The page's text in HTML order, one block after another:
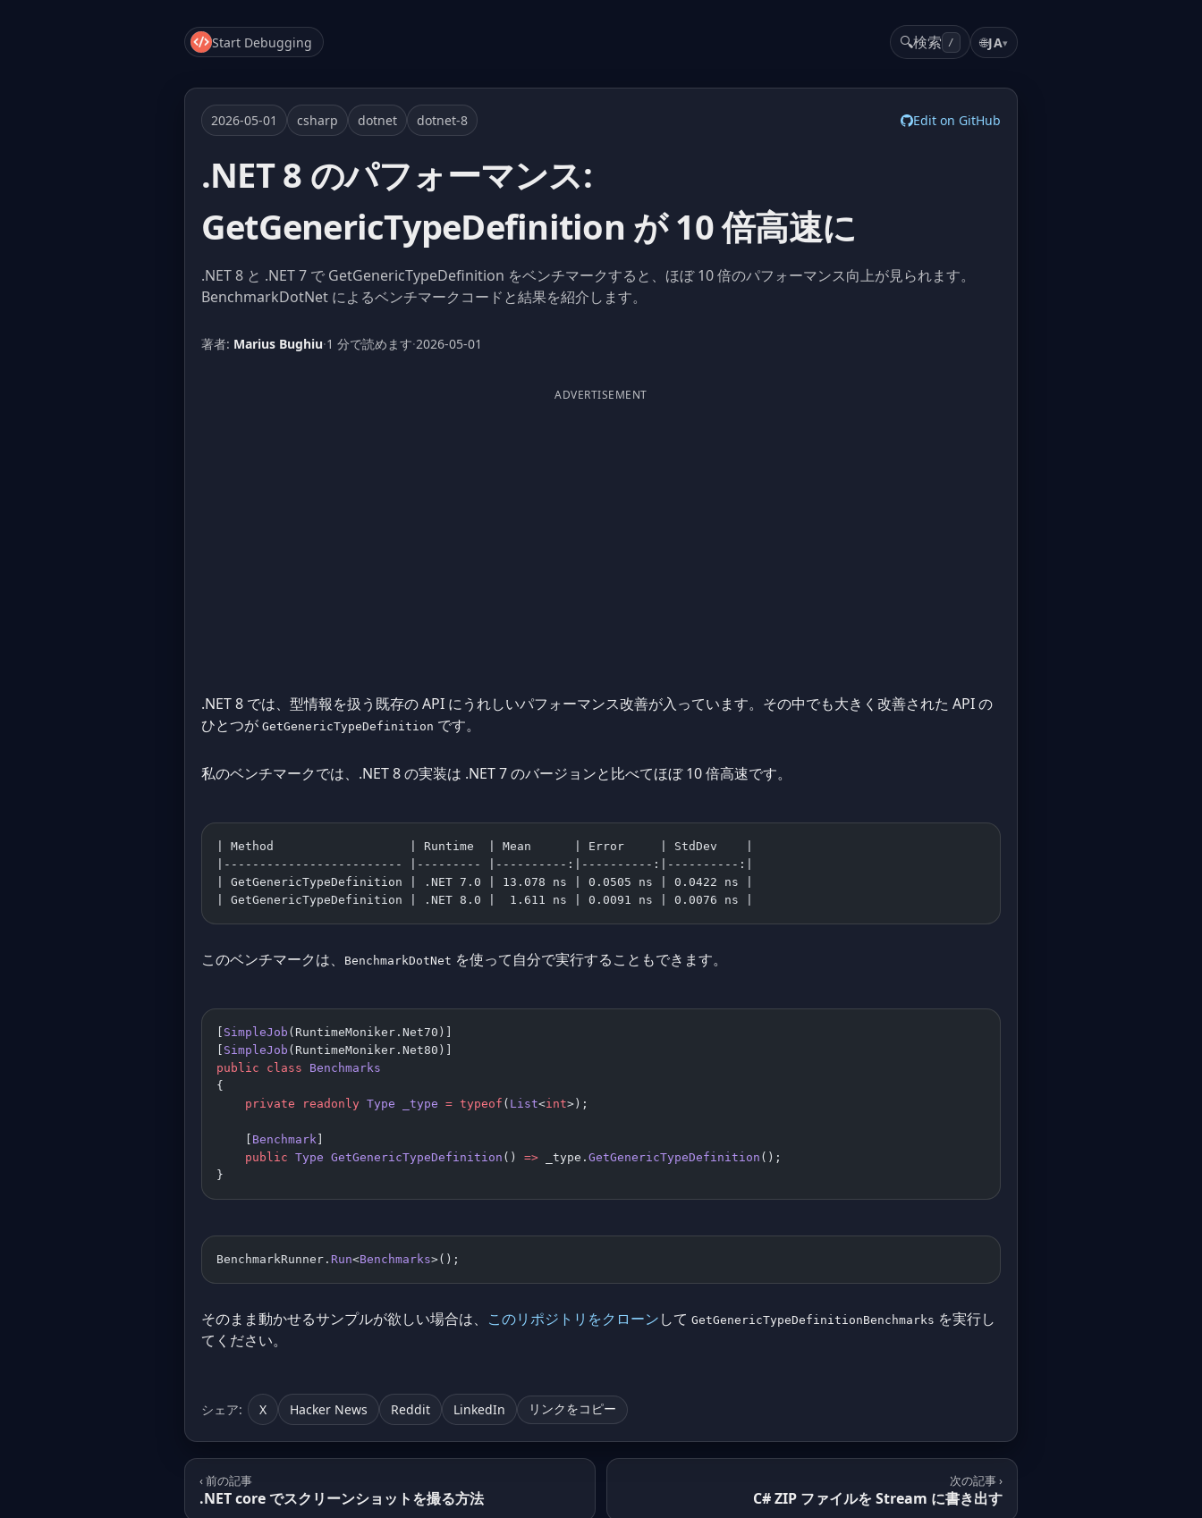
Start Debugging 🔍検索 / 🌐JA▾
2026-05-01 csharp dotnet dotnet-8 Edit on GitHub
.NET 8 のパフォーマンス:
GetGenericTypeDefinition が 10 倍高速に
.NET 8 と .NET 7 で GetGenericTypeDefinition をベンチマークすると、ほぼ 10 倍のパフォーマンス向上が見られます。
BenchmarkDotNet によるベンチマークコードと結果を紹介します。
著者: Marius Bughiu·1 分で読めます·2026-05-01
ADVERTISEMENT
.NET 8 では、型情報を扱う既存の API にうれしいパフォーマンス改善が入っています。その中でも大きく改善された API の
ひとつが GetGenericTypeDefinition です。
私のベンチマークでは、.NET 8 の実装は .NET 7 のバージョンと比べてほぼ 10 倍高速です。
| Method                   | Runtime  | Mean      | Error     | StdDev    |
|------------------------- |--------- |----------:|----------:|----------:|
| GetGenericTypeDefinition | .NET 7.0 | 13.078 ns | 0.0505 ns | 0.0422 ns |
| GetGenericTypeDefinition | .NET 8.0 |  1.611 ns | 0.0091 ns | 0.0076 ns |
このベンチマークは、 BenchmarkDotNet を使って自分で実行することもできます。
SimpleJob (RuntimeMoniker.Net70)]
SimpleJob (RuntimeMoniker.Net80)]
public class Benchmarks
{
    private
readonly Type _type = typeof ( List<int>);
Benchmark
    public
Type GetGenericTypeDefinition () => _type. GetGenericTypeDefinition ();
}
BenchmarkRunner. Run<Benchmarks>();
そのまま動かせるサンプルが欲しい場合は、 このリポジトリをクローンして GetGenericTypeDefinitionBenchmarks を実行し
てください。
シェア: X Hacker News Reddit LinkedIn リンクをコピー
‹ 前の記事
.NET core でスクリーンショットを撮る方法
次の記事 ›
C# ZIP ファイルを Stream に書き出す